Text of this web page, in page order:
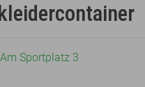
Am Sportplatz 3